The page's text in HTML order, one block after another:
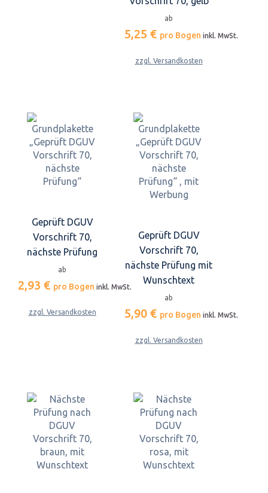
ab
5,25 € pro Bogen inkl. MwSt.
zzgl. Versandkosten
Geprüft DGUV
Vorschrift 70,
nächste Prüfung
ab
2,93 € pro Bogen inkl. MwSt.
zzgl. Versandkosten
Geprüft DGUV
Vorschrift 70,
nächste Prüfung mit
Wunschtext
ab
5,90 € pro Bogen inkl. MwSt.
zzgl. Versandkosten